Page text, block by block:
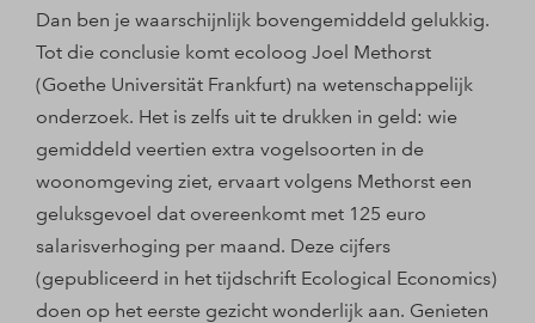
Dan ben je waarschijnlijk bovengemiddeld gelukkig.
Tot die conclusie komt ecoloog Joel Methorst
(Goethe Universität Frankfurt) na wetenschappelijk
onderzoek. Het is zelfs uit te drukken in geld: wie
gemiddeld veertien extra vogelsoorten in de
woonomgeving ziet, ervaart volgens Methorst een
geluksgevoel dat overeenkomt met 125 euro
salarisverhoging per maand. Deze cijfers
(gepubliceerd in het tijdschrift Ecological Economics)
doen op het eerste gezicht wonderlijk aan. Genieten